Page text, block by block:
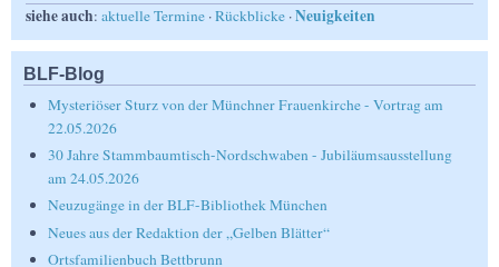
siehe auch: aktuelle Termine ·Rückblicke ·Neuigkeiten
BLF-Blog
Mysteriöser Sturz von der Münchner Frauenkirche - Vortrag am
22.05.2026
30 Jahre Stammbaumtisch-Nordschwaben - Jubiläumsausstellung
am 24.05.2026
Neuzugänge in der BLF-Bibliothek München
Neues aus der Redaktion der „Gelben Blätter“
Ortsfamilienbuch Bettbrunn